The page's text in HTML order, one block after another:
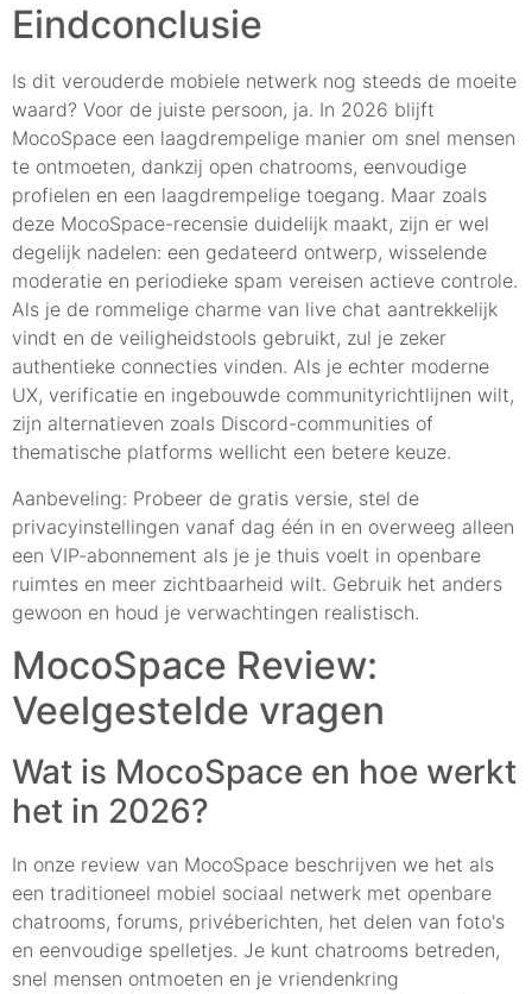
Eindconclusie
Is dit verouderde mobiele netwerk nog steeds de moeite
waard? Voor de juiste persoon, ja. In 2026 blijft
MocoSpace een laagdrempelige manier om snel mensen
te ontmoeten, dankzij open chatrooms, eenvoudige
profielen en een laagdrempelige toegang. Maar zoals
deze MocoSpace-recensie duidelijk maakt, zijn er wel
degelijk nadelen: een gedateerd ontwerp, wisselende
moderatie en periodieke spam vereisen actieve controle.
Als je de rommelige charme van live chat aantrekkelijk
vindt en de veiligheidstools gebruikt, zul je zeker
authentieke connecties vinden. Als je echter moderne
UX, verificatie en ingebouwde communityrichtlijnen wilt,
zijn alternatieven zoals Discord-communities of
thematische platforms wellicht een betere keuze.
Aanbeveling: Probeer de gratis versie, stel de
privacyinstellingen vanaf dag één in en overweeg alleen
een VIP-abonnement als je je thuis voelt in openbare
ruimtes en meer zichtbaarheid wilt. Gebruik het anders
gewoon en houd je verwachtingen realistisch.
MocoSpace Review:
Veelgestelde vragen
Wat is MocoSpace en hoe werkt
het in 2026?
In onze review van MocoSpace beschrijven we het als
een traditioneel mobiel sociaal netwerk met openbare
chatrooms, forums, privéberichten, het delen van foto's
en eenvoudige spelletjes. Je kunt chatrooms betreden,
snel mensen ontmoeten en je vriendenkring